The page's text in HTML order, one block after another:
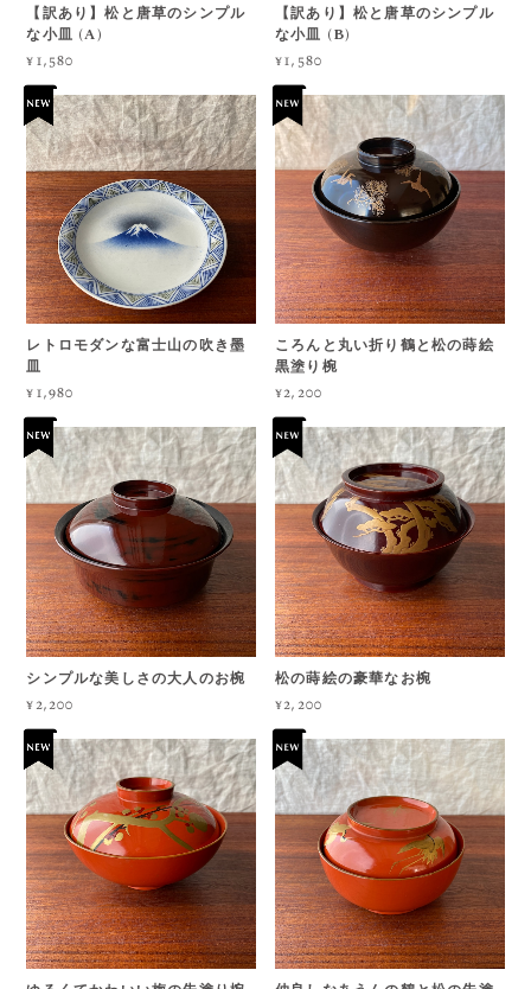
【訳あり】松と唐草のシンプル
な小皿 (A)
¥1,580
【訳あり】松と唐草のシンプル
な小皿 (B)
¥1,580
レトロモダンな富士山の吹き墨
皿
¥1,980
ころんと丸い折り鶴と松の蒔絵
黒塗り椀
¥2,200
シンプルな美しさの大人のお椀
¥2,200
松の蒔絵の豪華なお椀
¥2,200